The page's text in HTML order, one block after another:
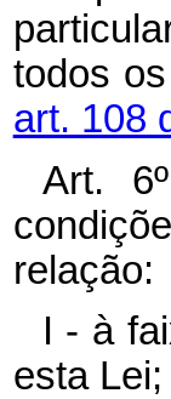
todos
art. 108
Art.
relação:
I - à
esta Lei;